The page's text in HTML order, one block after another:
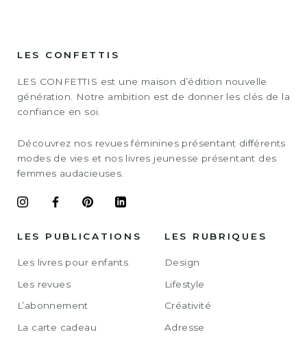
LES CONFETTIS
LES CONFETTIS est une maison d’édition nouvelle
génération. Notre ambition est de donner les clés de la
confiance en soi.
Découvrez nos revues féminines présentant différents
modes de vies et nos livres jeunesse présentant des
femmes audacieuses.
LES PUBLICATIONS
Les livres pour enfants
Les revues
L’abonnement
La carte cadeau
LES RUBRIQUES
Design
Lifestyle
Créativité
Adresse